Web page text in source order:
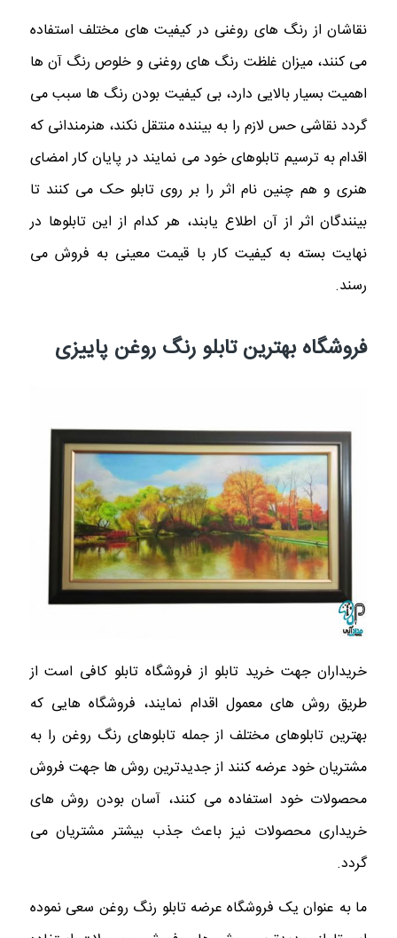
نقاشان از رنگ های روغنی در کیفیت های مختلف استفاده
می کنند، میزان غلظت رنگ های روغنی و خلوص رنگ آن ها
اهمیت بسیار بالایی دارد، بی کیفیت بودن رنگ ها سبب می
گردد نقاشی حس لازم را به بیننده منتقل نکند، هنرمندانی که
اقدام به ترسیم تابلوهای خود می نمایند در پایان کار امضای
هنری و هم چنین نام اثر را بر روی تابلو حک می کنند تا
بینندگان اثر از آن اطلاع یابند، هر کدام از این تابلوها در
نهایت بسته به کیفیت کار با قیمت معینی به فروش می‌
رسند.
فروشگاه بهترین تابلو رنگ روغن پاییزی
خریداران جهت خرید تابلو از فروشگاه تابلو کافی است از
طریق روش های معمول اقدام نمایند، فروشگاه هایی که
بهترین تابلوهای مختلف از جمله تابلوهای رنگ روغن را به
مشتریان خود عرضه کنند از جدیدترین روش ها جهت فروش
محصولات خود استفاده می کنند، آسان بودن روش های
خریداری محصولات نیز باعث جذب بیشتر مشتریان می
گردد.
ما به عنوان یک فروشگاه عرضه تابلو رنگ روغن سعی نموده